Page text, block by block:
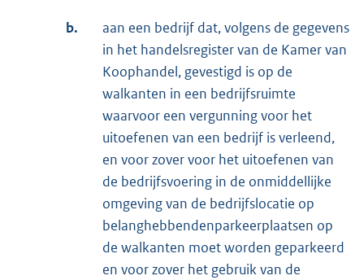
b.
aan een bedrijf dat, volgens de gegevens
in het handelsregister van de Kamer van
Koophandel, gevestigd is op de
walkanten in een bedrijfsruimte
waarvoor een vergunning voor het
uitoefenen van een bedrijf is verleend,
en voor zover voor het uitoefenen van
de bedrijfsvoering in de onmiddellijke
omgeving van de bedrijfslocatie op
belanghebbendenparkeerplaatsen op
de walkanten moet worden geparkeerd
en voor zover het gebruik van de